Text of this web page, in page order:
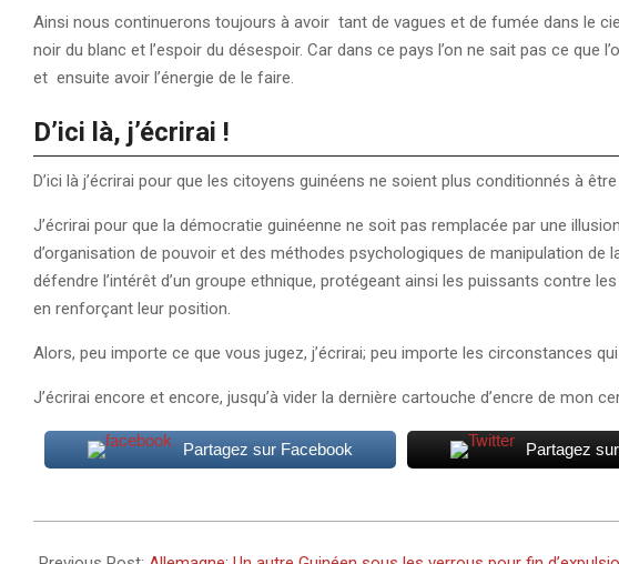
Ainsi nous continuerons toujours à avoir tant de vagues et de fumée dans le
noir du blanc et l’espoir du désespoir. Car dans ce pays l’on ne sait pas ce que
et ensuite avoir l’énergie de le faire.
D’ici là, j’écrirai !
D’ici là j’écrirai pour que les citoyens guinéens ne soient plus conditionnés à
J’écrirai pour que la démocratie guinéenne ne soit pas remplacée par une
d’organisation de pouvoir et des méthodes psychologiques de manipulation de
défendre l’intérêt d’un groupe ethnique, protégeant ainsi les puissants contre
en renforçant leur position.
Alors, peu importe ce que vous jugez, j’écrirai; peu importe les circonstances
J’écrirai encore et encore, jusqu’à vider la dernière cartouche d’encre de mon
Partagez sur Facebook Partagez